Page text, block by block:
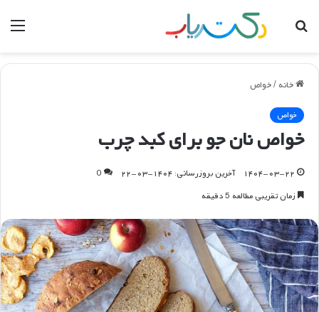
جستجو
خانه /خواص
خواص
خواص نان جو برای کبد چرب
۱۴۰۴-۰۳-۲۲ آخرین بروزرسانی: ۱۴۰۴-۰۳-۲۲
0
زمان تقریبی مطالعه 5 دقیقه